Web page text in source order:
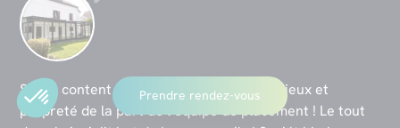
Super content ! Belle finition…qualité, sérieux et
propreté de la part de l’équipe de placement ! Le tout
Prendre rendez-vous